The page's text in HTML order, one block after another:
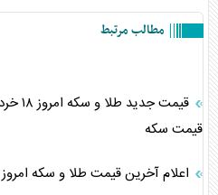
مطالب مرتبط
قیمت سکه
اعلام آخرین قیمت طلا و سکه امروز ٢ فروردین ١۴٠۴